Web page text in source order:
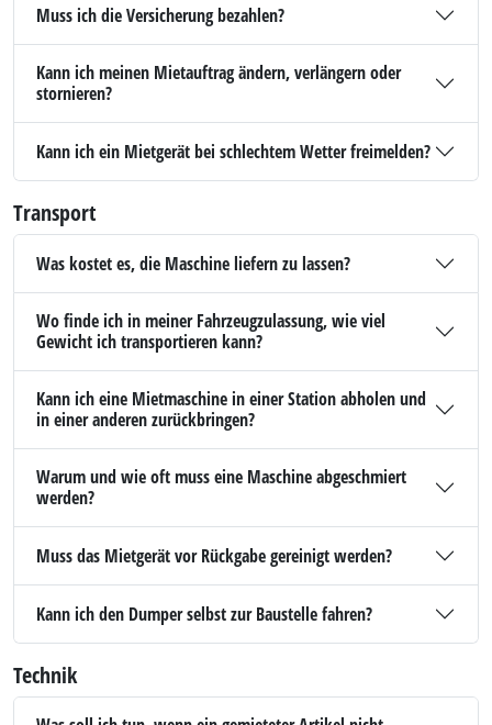
Muss ich die Versicherung bezahlen?
Kann ich meinen Mietauftrag ändern, verlängern oder
stornieren?
Kann ich ein Mietgerät bei schlechtem Wetter freimelden?
Transport
Was kostet es, die Maschine liefern zu lassen?
Wo finde ich in meiner Fahrzeugzulassung, wie viel
Gewicht ich transportieren kann?
Kann ich eine Mietmaschine in einer Station abholen und
in einer anderen zurückbringen?
Warum und wie oft muss eine Maschine abgeschmiert
werden?
Muss das Mietgerät vor Rückgabe gereinigt werden?
Kann ich den Dumper selbst zur Baustelle fahren?
Technik